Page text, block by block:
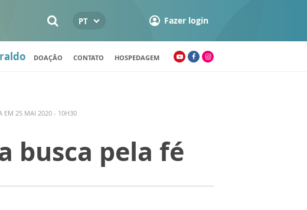
PT Fazer login
DOAÇÃO CONTATO HOSPEDAGEM
EM 25 MAI 2020 - 10H30
busca pela fé